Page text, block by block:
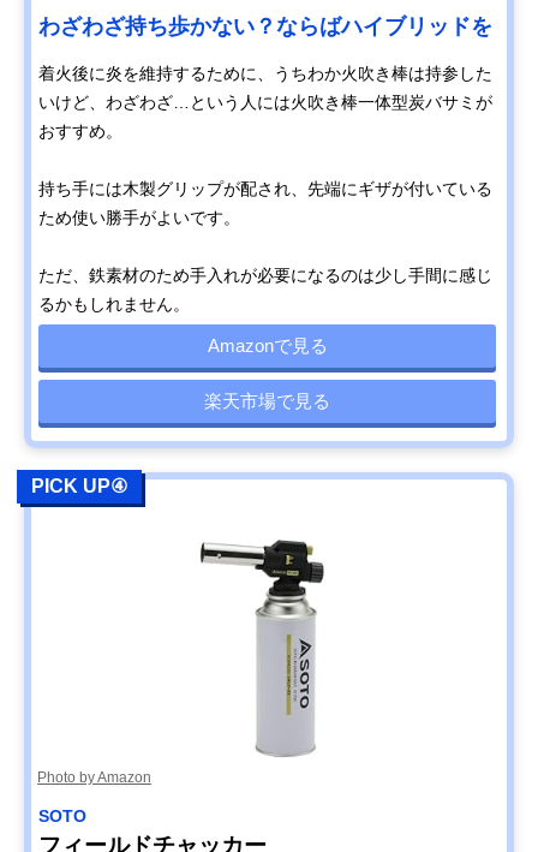
わざわざ持ち歩かない？ならばハイブリッドを
着火後に炎を維持するために、うちわか火吹き棒は持参した
いけど、わざわざ…という人には火吹き棒一体型炭バサミが
おすすめ。
持ち手には木製グリップが配され、先端にギザが付いている
ため使い勝手がよいです。
ただ、鉄素材のため手入れが必要になるのは少し手間に感じ
るかもしれません。
Amazonで見る
楽天市場で見る
PICK UP④
Photo by Amazon
SOTO
フィールドチャッカー